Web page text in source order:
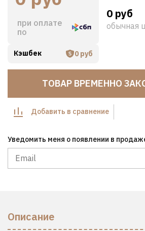
при оплате
по
Кэшбек 0 руб
0 руб
обычная
ТОВАР ВРЕМЕННО
Добавить в сравнение
Уведомить меня о появлении в
Описание